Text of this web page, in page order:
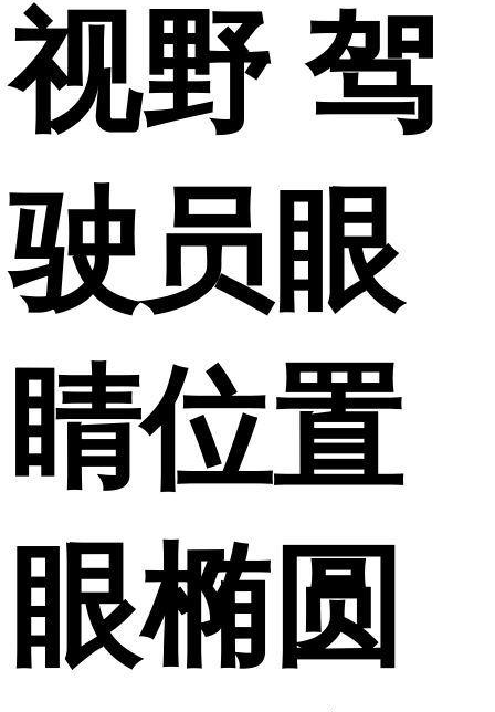
视野 驾
驶员眼
睛位置
眼椭圆